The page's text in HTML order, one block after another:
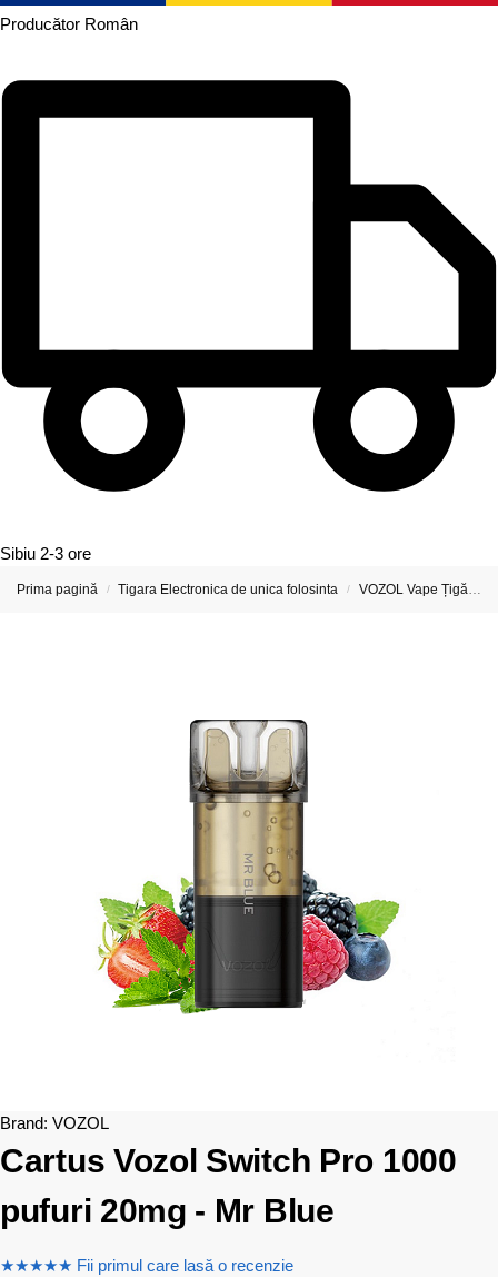
Producător Român
Sibiu 2-3 ore
Prima pagină / Tigara Electronica de unica folosinta / VOZOL Vape Țigări Electronice & Vape-uri
Brand: VOZOL
Cartus Vozol Switch Pro 1000
pufuri 20mg - Mr Blue
★★★★★ Fii primul care lasă o recenzie